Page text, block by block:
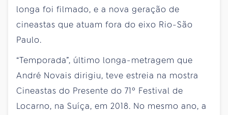
longa foi filmado, e a nova geração de
cineastas que atuam fora do eixo Rio-São
Paulo.
“Temporada”, último longa-metragem que
André Novais dirigiu, teve estreia na mostra
Cineastas do Presente do 71º Festival de
Locarno, na Suíça, em 2018. No mesmo ano, a